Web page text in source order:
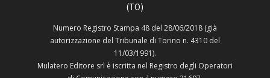
(TO)
Numero Registro Stampa 48 del 28/06/2018 (già
autorizzazione del Tribunale di Torino n. 4310 del
11/03/1991).
Mulatero Editore srl è iscritta nel Registro degli Operatori